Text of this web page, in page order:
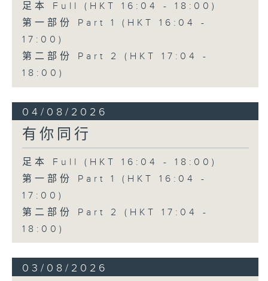
足本 Full (HKT 16:04 - 18:00)
第一部份 Part 1 (HKT 16:04 -
17:00)
第二部份 Part 2 (HKT 17:04 -
18:00)
04/08/2026
有你同行
足本 Full (HKT 16:04 - 18:00)
第一部份 Part 1 (HKT 16:04 -
17:00)
第二部份 Part 2 (HKT 17:04 -
18:00)
03/08/2026